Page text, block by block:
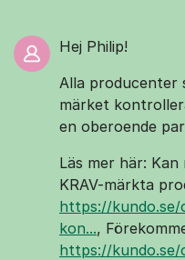
Hej Philip!
Alla producenter
märket
en oberoende
Läs mer här:
KRAV-märkta
https://
kon...,
https://